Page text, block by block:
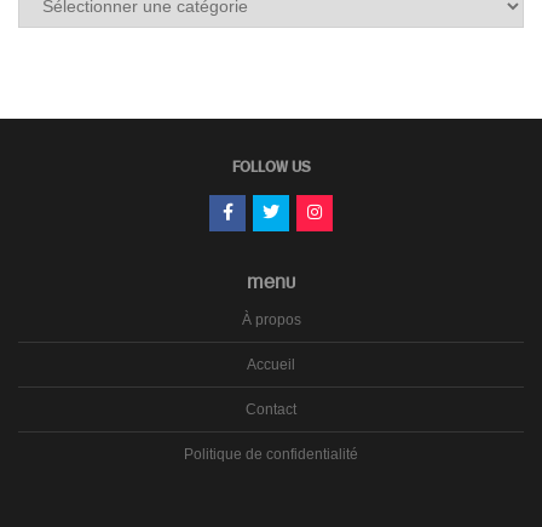
FOLLOW US
MENU
À propos
Accueil
Contact
Politique de confidentialité